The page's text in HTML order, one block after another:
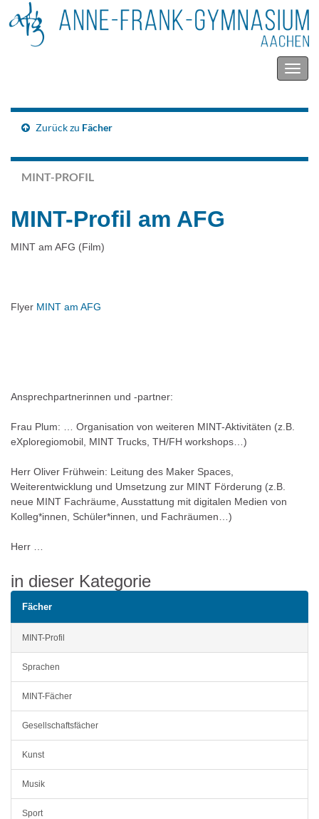
Zurück zu Fächer
MINT-PROFIL
MINT-Profil am AFG
MINT am AFG (Film)
Flyer MINT am AFG
Ansprechpartnerinnen und -partner:
Frau Plum: … Organisation von weiteren MINT-Aktivitäten (z.B.
eXploregiomobil, MINT Trucks, TH/FH workshops…)
Herr Oliver Frühwein: Leitung des Maker Spaces,
Weiterentwicklung und Umsetzung zur MINT Förderung (z.B.
neue MINT Fachräume, Ausstattung mit digitalen Medien von
Kolleg*innen, Schüler*innen, und Fachräumen…)
Herr …
in dieser Kategorie
Fächer
MINT-Profil
Sprachen
MINT-Fächer
Gesellschaftsfächer
Kunst
Musik
Sport